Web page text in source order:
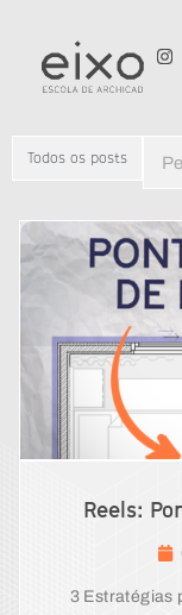
Todos os posts
Reels:
3 Estratégias